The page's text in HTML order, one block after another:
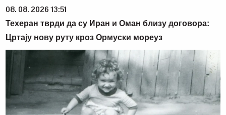
08. 08. 2026 13:51
Техеран тврди да су Иран и Оман близу договора:
Цртају нову руту кроз Ормуски мореуз